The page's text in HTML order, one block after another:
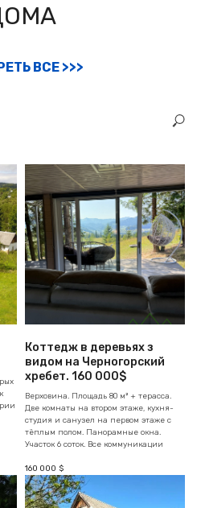
ВСЕ >>>
Коттедж в деревьях з
видом на Черногорский
хребет. 160 000$
Верховина. Площадь 80 м² + терасса.
Две комнаты на втором этаже, кухня-
студия и санузел на первом этаже с
тёплым полом. Панорамные окна.
Участок 6 соток. Все коммуникации
160 000 $